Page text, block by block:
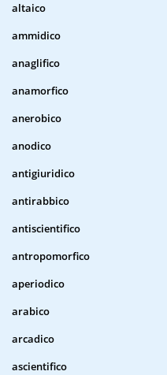
altaico
ammidico
anaglifico
anamorfico
anerobico
anodico
antigiuridico
antirabbico
antiscientifico
antropomorfico
aperiodico
arabico
arcadico
ascientifico